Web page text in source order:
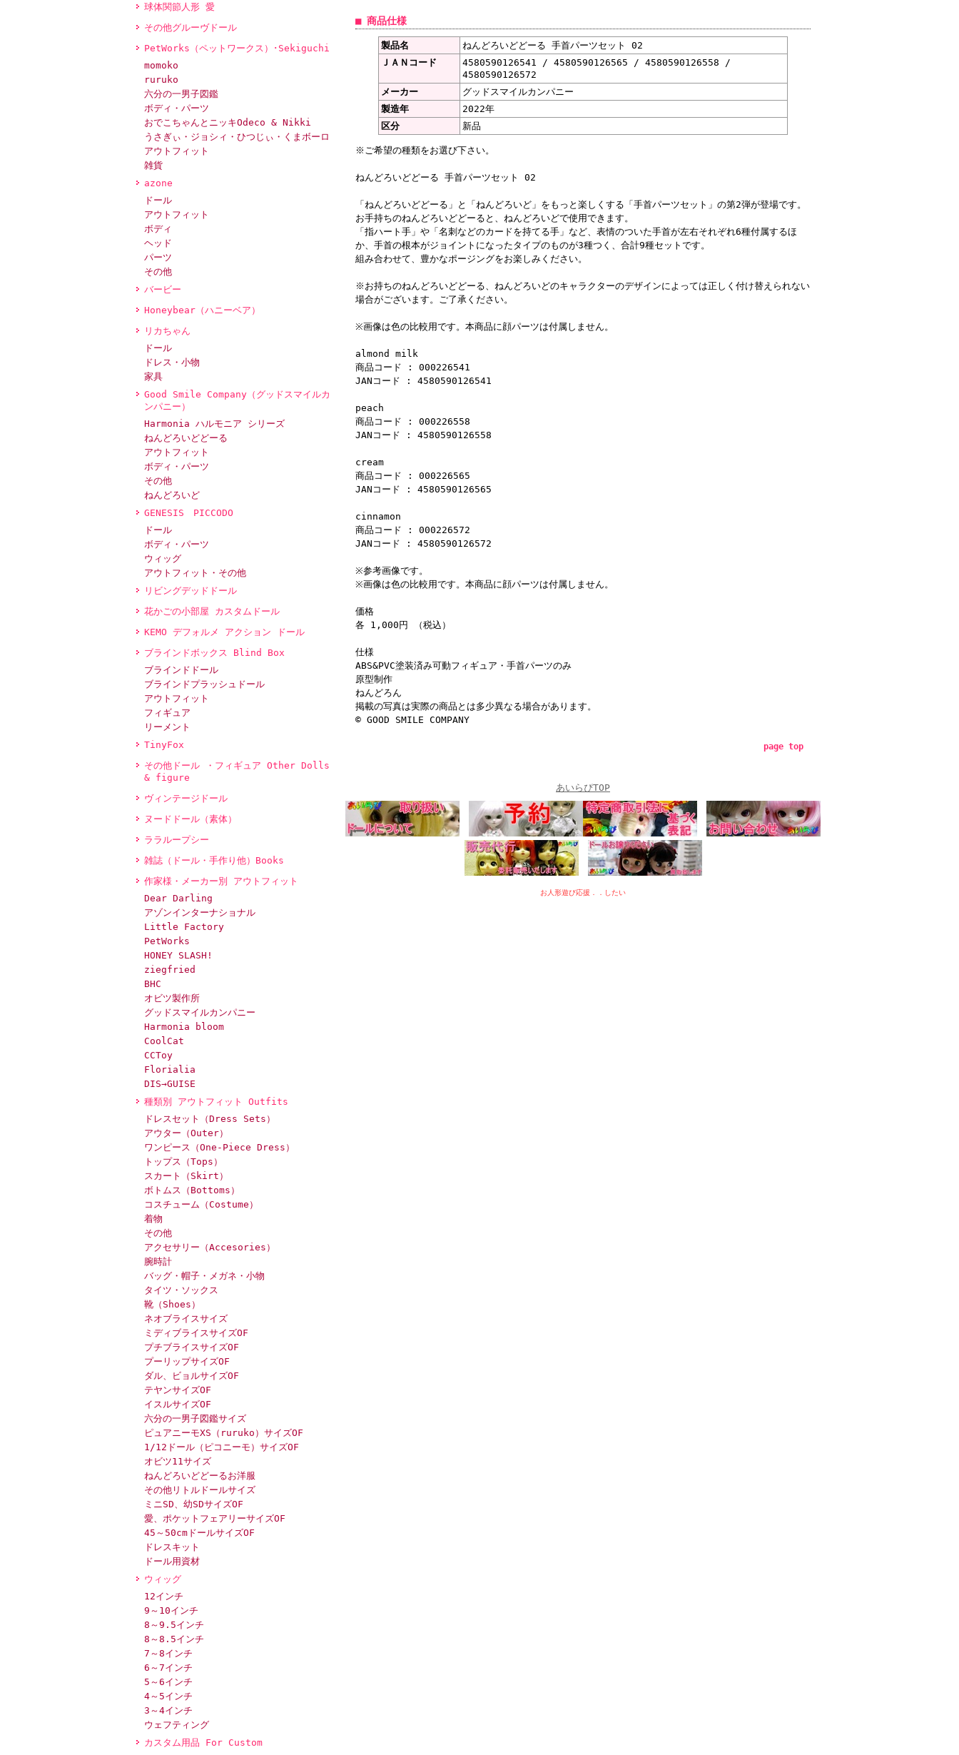
球体関節人形 愛
その他グルーヴドール
PetWorks（ペットワークス）･Sekiguchi
momoko
ruruko
六分の一男子図鑑
ボディ・パーツ
おでこちゃんとニッキOdeco & Nikki
うさぎぃ・ジョシィ・ひつじぃ・くまボーロ
アウトフィット
雑貨
azone
ドール
アウトフィット
ボディ
ヘッド
パーツ
その他
バービー
Honeybear（ハニーベア）
リカちゃん
ドール
ドレス・小物
家具
Good Smile Company（グッドスマイルカ
ンパニー）
Harmonia ハルモニア シリーズ
ねんどろいどどーる
アウトフィット
ボディ・パーツ
その他
ねんどろいど
GENESIS PICCODO
ドール
ボディ・パーツ
ウィッグ
アウトフィット・その他
リビングデッドドール
花かごの小部屋 カスタムドール
KEMO デフォルメ アクション ドール
ブラインドボックス Blind Box
ブラインドドール
ブラインドプラッシュドール
アウトフィット
フィギュア
リーメント
TinyFox
その他ドール ・フィギュア Other Dolls
& figure
ヴィンテージドール
ヌードドール（素体）
ララループシー
雑誌（ドール・手作り他）Books
作家様・メーカー別 アウトフィット
Dear Darling
アゾンインターナショナル
Little Factory
PetWorks
HONEY SLASH!
ziegfried
BHC
オビツ製作所
グッドスマイルカンパニー
Harmonia bloom
CoolCat
CCToy
Florialia
DIS→GUISE
種類別 アウトフィット Outfits
ドレスセット（Dress Sets）
アウター（Outer）
ワンピース（One-Piece Dress）
トップス（Tops）
スカート（Skirt）
ボトムス（Bottoms）
コスチューム（Costume）
着物
その他
アクセサリー（Accesories）
腕時計
バッグ・帽子・メガネ・小物
タイツ・ソックス
靴（Shoes）
ネオブライスサイズ
ミディブライスサイズOF
プチブライスサイズOF
プーリップサイズOF
ダル、ビョルサイズOF
テヤンサイズOF
イスルサイズOF
六分の一男子図鑑サイズ
ピュアニーモXS（ruruko）サイズOF
1/12ドール（ピコニーモ）サイズOF
オビツ11サイズ
ねんどろいどどーるお洋服
その他リトルドールサイズ
ミニSD、幼SDサイズOF
愛、ポケットフェアリーサイズOF
45～50cmドールサイズOF
ドレスキット
ドール用資材
ウィッグ
12インチ
9～10インチ
8～9.5インチ
8～8.5インチ
7～8インチ
6～7インチ
5～6インチ
4～5インチ
3～4インチ
ウェフティング
カスタム用品 For Custom
■ 商品仕様
製品名
ねんどろいどどーる 手首パーツセット 02
ＪＡＮコード
4580590126541 / 4580590126565 / 4580590126558 /
4580590126572
メーカー
グッドスマイルカンパニー
製造年
2022年
区分
新品
※ご希望の種類をお選び下さい。
ねんどろいどどーる 手首パーツセット 02
「ねんどろいどどーる」と「ねんどろいど」をもっと楽しくする「手首パーツセット」の第2弾が登場です。
お手持ちのねんどろいどどーると、ねんどろいどで使用できます。
「指ハート手」や「名刺などのカードを持てる手」など、表情のついた手首が左右それぞれ6種付属するほ
か、手首の根本がジョイントになったタイプのものが3種つく、合計9種セットです。
組み合わせて、豊かなポージングをお楽しみください。
※お持ちのねんどろいどどーる、ねんどろいどのキャラクターのデザインによっては正しく付け替えられない
場合がございます。ご了承ください。
※画像は色の比較用です。本商品に顔パーツは付属しません。
almond milk
商品コード : 000226541
JANコード : 4580590126541
peach
商品コード : 000226558
JANコード : 4580590126558
cream
商品コード : 000226565
JANコード : 4580590126565
cinnamon
商品コード : 000226572
JANコード : 4580590126572
※参考画像です。
※画像は色の比較用です。本商品に顔パーツは付属しません。
価格
各 1,000円 （税込）
仕様
ABS&PVC塗装済み可動フィギュア・手首パーツのみ
原型制作
ねんどろん
掲載の写真は実際の商品とは多少異なる場合があります。
© GOOD SMILE COMPANY
page top
あいらぴTOP
お人形遊び応援．．したい